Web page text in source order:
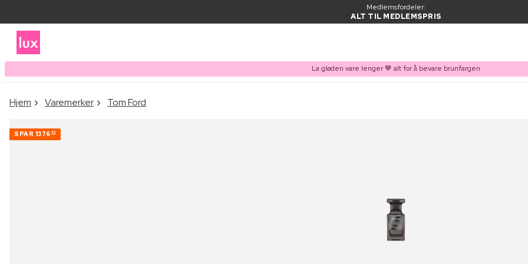
Medlemsfordeler:
ALT TIL MEDLEMSPRIS
La gløden vare lenger 🤎 alt for å bevare brunfargen
Hjem Varemerker Tom Ford
SPAR 1376 83